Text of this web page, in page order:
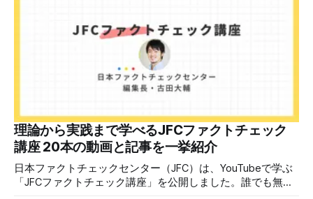
ファクトチェックセンター（JFC）による講師養成講座で
す。 講師養成講座（オンラインで90分）を受講いただいた
後、修了課題を提出された方には、教室や職場などで利用可
能な教材の提... powered by Peatix : More than a
す。 受講生には教材を提供 デマや不確かな情報が蔓延する
中で、自衛策が求められています。「気をつけて」というだ
けでは、対策になりません。最初から騙されたい人はいませ
ん。誰だって気をつけているのに、誤った情
理論から実践まで学べるJFCファクトチェック
講座 20本の動画と記事を一挙紹介
日本ファクトチェックセンター（JFC）は、YouTubeで学ぶ
「JFCファクトチェック講座」を公開しました。誰でも無料